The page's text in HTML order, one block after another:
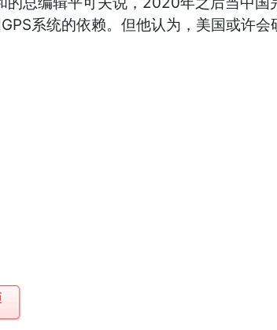
系统的依赖。但他认为，美国或许